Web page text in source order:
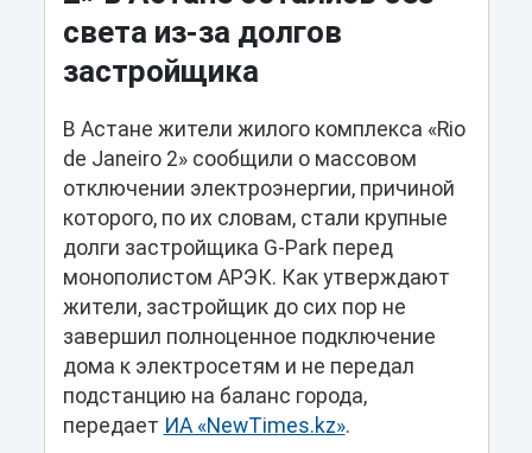
света из-за долгов
застройщика
В Астане жители жилого комплекса «Rio
de Janeiro 2» сообщили о массовом
отключении электроэнергии, причиной
которого, по их словам, стали крупные
долги застройщика G-Park перед
монополистом АРЭК. Как утверждают
жители, застройщик до сих пор не
завершил полноценное подключение
дома к электросетям и не передал
подстанцию на баланс города,
передает ИА «NewTimes.kz».